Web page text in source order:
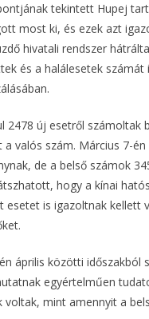
tekintett Hupej
most ki, és ezek azt
hivatali rendszer
és a halálesetek
2478 új esetről
a valós szám. Március 7-
de a belső számok
hogy a kínai
esetet is igazoltnak kellett
április közötti időszakból
egyértelműen
voltak, mint amennyit a